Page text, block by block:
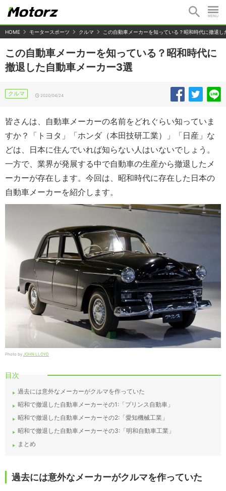
HOME モータースポーツ クルマ この自動車メーカーを知っている？昭和時代に撤退
この自動車メーカーを知っている？昭和時代に
撤退した自動車メーカー3選
クルマ 2020/04/24
皆さんは、自動車メーカーの名前をどれぐらい知っていま
すか？「トヨタ」「ホンダ（本田技研工業）」「日産」な
どは、日本に住んでいれば知らない人はいないでしょう。
一方で、業界が発展する中で自動車の生産から撤退したメ
ーカーが存在します。今回は、昭和時代に存在した日本の
自動車メーカーを紹介します。
Photo by JOHN LLOYD
目次
過去には意外なメーカーがクルマを作っていた
昭和で撤退した自動車メーカーその1:「プリンス自動車」
昭和で撤退した自動車メーカーその2:「愛知機械工業」
昭和で撤退した自動車メーカーその3:「明和自動車工業」
まとめ
過去には意外なメーカーがクルマを作っていた